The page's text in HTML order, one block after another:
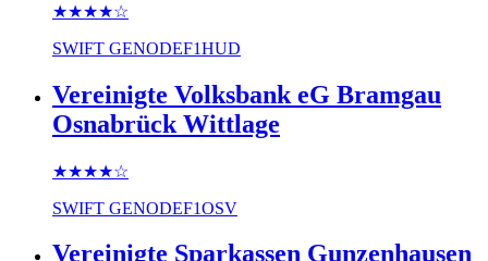
★★★★☆
SWIFT GENODEF1HUD
Vereinigte Volksbank eG Bramgau
Osnabrück Wittlage
★★★★☆
SWIFT GENODEF1OSV
Vereinigte Sparkassen Gunzenhausen